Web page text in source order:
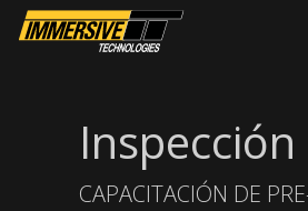
CAPACITACIÓN DE